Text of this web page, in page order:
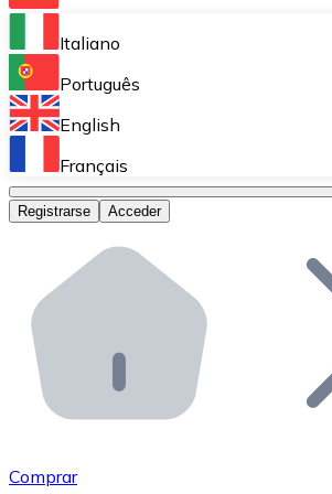
Bitnovo Ramp
Integra nuestra solución en tu
Bitnovo Giftcards
Bitnovo OTC
Bitnovo ATM
Integra un ATM Bitnovo en tu
Bitnovo API
Integra nuestra API en tu
Únete a nuestra red de
Italiano
Português
English
Français
Registrarse Acceder
Comprar